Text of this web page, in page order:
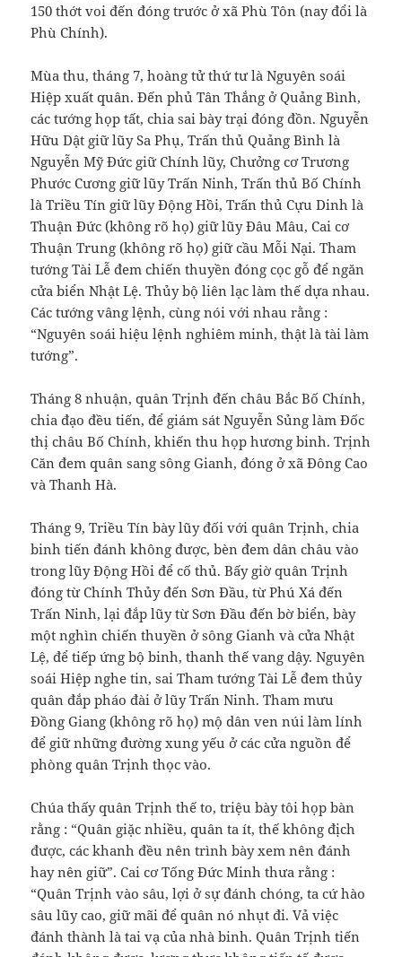
150 thớt voi đến đóng trước ở xã Phù Tôn (nay đổi là
Phù Chính).
Mùa thu, tháng 7, hoàng tử thứ tư là Nguyên soái
Hiệp xuất quân. Đến phủ Tân Thắng ở Quảng Bình,
các tướng họp tất, chia sai bày trại đóng đồn. Nguyễn
Hữu Dật giữ lũy Sa Phụ, Trấn thủ Quảng Bình là
Nguyễn Mỹ Đức giữ Chính lũy, Chưởng cơ Trương
Phước Cương giữ lũy Trấn Ninh, Trấn thủ Bố Chính
là Triều Tín giữ lũy Động Hồi, Trấn thủ Cựu Dinh là
Thuận Đức (không rõ họ) giữ lũy Đâu Mâu, Cai cơ
Thuận Trung (không rõ họ) giữ cầu Mỗi Nại. Tham
tướng Tài Lễ đem chiến thuyền đóng cọc gỗ để ngăn
cửa biển Nhật Lệ. Thủy bộ liên lạc làm thế dựa nhau.
Các tướng vâng lệnh, cùng nói với nhau rằng :
“Nguyên soái hiệu lệnh nghiêm minh, thật là tài làm
tướng”.
Tháng 8 nhuận, quân Trịnh đến châu Bắc Bố Chính,
chia đạo đều tiến, để giám sát Nguyễn Sủng làm Đốc
thị châu Bố Chính, khiến thu họp hương binh. Trịnh
Căn đem quân sang sông Gianh, đóng ở xã Đông Cao
và Thanh Hà.
Tháng 9, Triều Tín bày lũy đối với quân Trịnh, chia
binh tiến đánh không được, bèn đem dân châu vào
trong lũy Động Hồi để cố thủ. Bấy giờ quân Trịnh
đóng từ Chính Thủy đến Sơn Đầu, từ Phú Xá đến
Trấn Ninh, lại đắp lũy từ Sơn Đầu đến bờ biển, bày
một nghìn chiến thuyền ở sông Gianh và cửa Nhật
Lệ, để tiếp ứng bộ binh, thanh thế vang dậy. Nguyên
soái Hiệp nghe tin, sai Tham tướng Tài Lễ đem thủy
quân đắp pháo đài ở lũy Trấn Ninh. Tham mưu
Đồng Giang (không rõ họ) mộ dân ven núi làm lính
để giữ những đường xung yếu ở các cửa nguồn để
phòng quân Trịnh thọc vào.
Chúa thấy quân Trịnh thế to, triệu bày tôi họp bàn
rằng : “Quân giặc nhiều, quân ta ít, thế không địch
được, các khanh đều nên trình bày xem nên đánh
hay nên giữ”. Cai cơ Tống Đức Minh thưa rằng :
“Quân Trịnh vào sâu, lợi ở sự đánh chóng, ta cứ hào
sâu lũy cao, giữ mãi để quân nó nhụt đi. Vả việc
đánh thành là tai vạ của nhà binh. Quân Trịnh tiến